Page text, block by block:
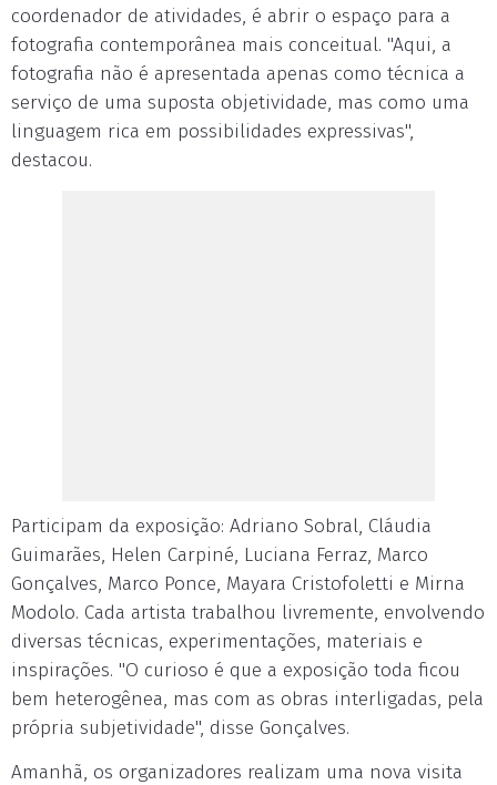
coordenador de atividades, é abrir o espaço para a
fotografia contemporânea mais conceitual. "Aqui, a
fotografia não é apresentada apenas como técnica a
serviço de uma suposta objetividade, mas como uma
linguagem rica em possibilidades expressivas",
destacou.
Participam da exposição: Adriano Sobral, Cláudia
Guimarães, Helen Carpiné, Luciana Ferraz, Marco
Gonçalves, Marco Ponce, Mayara Cristofoletti e Mirna
Modolo. Cada artista trabalhou livremente, envolvendo
diversas técnicas, experimentações, materiais e
inspirações. "O curioso é que a exposição toda ficou
bem heterogênea, mas com as obras interligadas, pela
própria subjetividade", disse Gonçalves.
Amanhã, os organizadores realizam uma nova visita